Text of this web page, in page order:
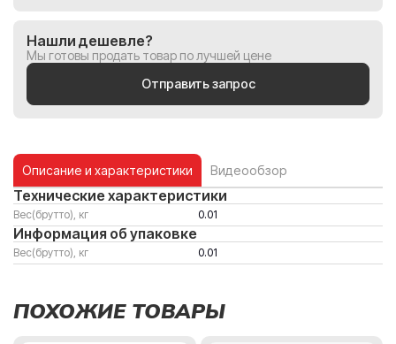
Нашли дешевле?
Мы готовы продать товар по лучшей цене
Отправить запрос
Описание и характеристики Видеообзор
Технические характеристики
Вес(брутто), кг 0.01
Информация об упаковке
Вес(брутто), кг 0.01
ПОХОЖИЕ ТОВАРЫ